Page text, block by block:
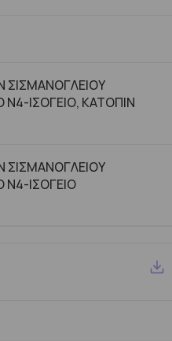
ΣΙΣΜΑΝΟΓΛΕΙΟΥ
ΙΣΟΓΕΙΟ, ΚΑΤΟΠΙΝ
ΣΙΣΜΑΝΟΓΛΕΙΟΥ
Ν4-ΙΣΟΓΕΙΟ